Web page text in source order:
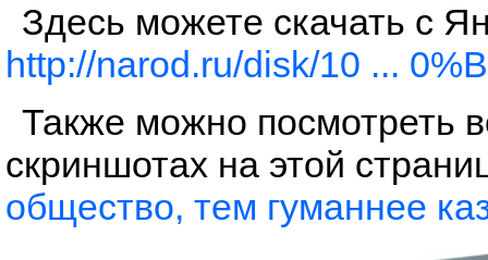
Здесь можете скачать с
http://narod.ru/disk/10 ...
Также можно посмотреть
скриншотах на этой
общество, тем гуманнее